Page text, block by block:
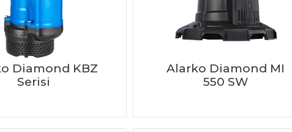
Diamond KBZ
Serisi
Alarko Diamond MI
550 SW